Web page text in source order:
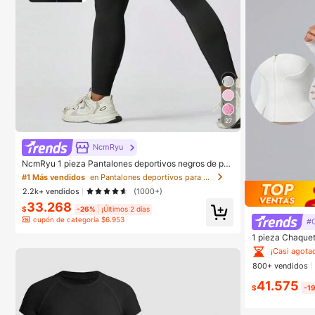
27
NcmRyu
NcmRyu 1 pieza Pantalones deportivos negros de pri
mavera para mujer, de uso casual al aire libre, con efe
cto moldeador y elevador, aptos para yoga, fitness, ru
nning, tenis y entrenamiento
#1 Más vendidos
en Pantalones deportivos para mujer
2.2k+ vendidos
(1000+)
$33.268 -26%
¡Últimos 2 días
cupón de categoría $6.953
1 pieza
jer, adecuada
vera para
¡Casi
800+ vendidos
$41.575 -